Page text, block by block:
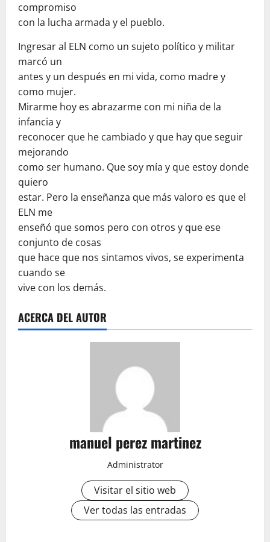
compromiso
con la lucha armada y el pueblo.
Ingresar al ELN como un sujeto político y militar
marcó un
antes y un después en mi vida, como madre y
como mujer.
Mirarme hoy es abrazarme con mi niña de la
infancia y
reconocer que he cambiado y que hay que seguir
mejorando
como ser humano. Que soy mía y que estoy donde
quiero
estar. Pero la enseñanza que más valoro es que el
ELN me
enseñó que somos pero con otros y que ese
conjunto de cosas
que hace que nos sintamos vivos, se experimenta
cuando se
vive con los demás.
ACERCA DEL AUTOR
manuel perez martinez
Administrator
Visitar el sitio web
Ver todas las entradas